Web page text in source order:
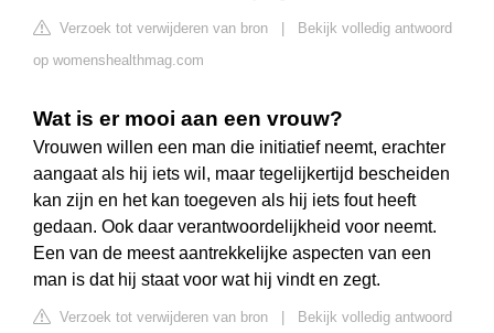
Verzoek tot verwijderen van bron
Bekijk volledig antwoord
op womenshealthmag.com
Wat is er mooi aan een vrouw?
Vrouwen willen een man die initiatief neemt, erachter
aangaat als hij iets wil, maar tegelijkertijd bescheiden
kan zijn en het kan toegeven als hij iets fout heeft
gedaan. Ook daar verantwoordelijkheid voor neemt.
Een van de meest aantrekkelijke aspecten van een
man is dat hij staat voor wat hij vindt en zegt.
Verzoek tot verwijderen van bron
Bekijk volledig antwoord